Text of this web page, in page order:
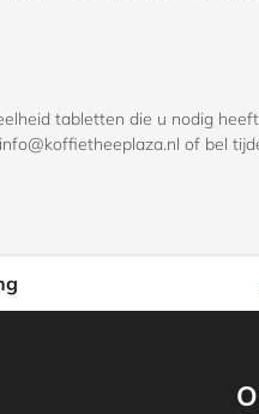
tabletten die u nodig
of bel